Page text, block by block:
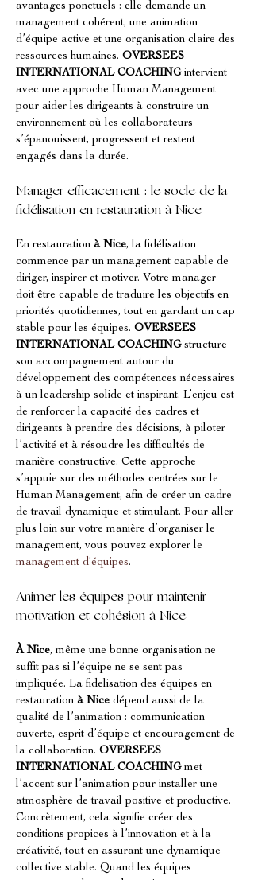
avantages ponctuels : elle demande un
management cohérent, une animation
d’équipe active et une organisation claire des
ressources humaines. OVERSEES
INTERNATIONAL COACHING intervient
avec une approche Human Management
pour aider les dirigeants à construire un
environnement où les collaborateurs
s’épanouissent, progressent et restent
engagés dans la durée.
Manager efficacement : le socle de la
fidélisation en restauration à Nice
En restauration à Nice, la fidélisation
commence par un management capable de
diriger, inspirer et motiver. Votre manager
doit être capable de traduire les objectifs en
priorités quotidiennes, tout en gardant un cap
stable pour les équipes. OVERSEES
INTERNATIONAL COACHING structure
son accompagnement autour du
développement des compétences nécessaires
à un leadership solide et inspirant. L’enjeu est
de renforcer la capacité des cadres et
dirigeants à prendre des décisions, à piloter
l’activité et à résoudre les difficultés de
manière constructive. Cette approche
s’appuie sur des méthodes centrées sur le
Human Management, afin de créer un cadre
de travail dynamique et stimulant. Pour aller
plus loin sur votre manière d’organiser le
management, vous pouvez explorer le
management d'équipes.
Animer les équipes pour maintenir
motivation et cohésion à Nice
À Nice, même une bonne organisation ne
suffit pas si l’équipe ne se sent pas
impliquée. La fidelisation des équipes en
restauration à Nice dépend aussi de la
qualité de l’animation : communication
ouverte, esprit d’équipe et encouragement de
la collaboration. OVERSEES
INTERNATIONAL COACHING met
l’accent sur l’animation pour installer une
atmosphère de travail positive et productive.
Concrètement, cela signifie créer des
conditions propices à l’innovation et à la
créativité, tout en assurant une dynamique
collective stable. Quand les équipes